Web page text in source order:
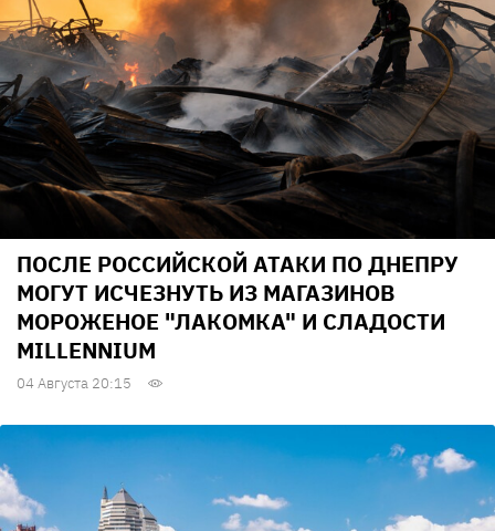
ПОСЛЕ РОССИЙСКОЙ АТАКИ ПО ДНЕПРУ
МОГУТ ИСЧЕЗНУТЬ ИЗ МАГАЗИНОВ
МОРОЖЕНОЕ "ЛАКОМКА" И СЛАДОСТИ
MILLENNIUM
04 Августа 20:15